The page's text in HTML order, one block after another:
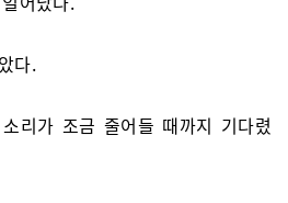
다.
리가 조금 줄어들 때까지 기다렸